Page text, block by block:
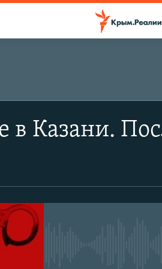
в Казани.